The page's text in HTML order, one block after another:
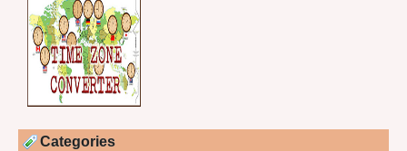
Categories